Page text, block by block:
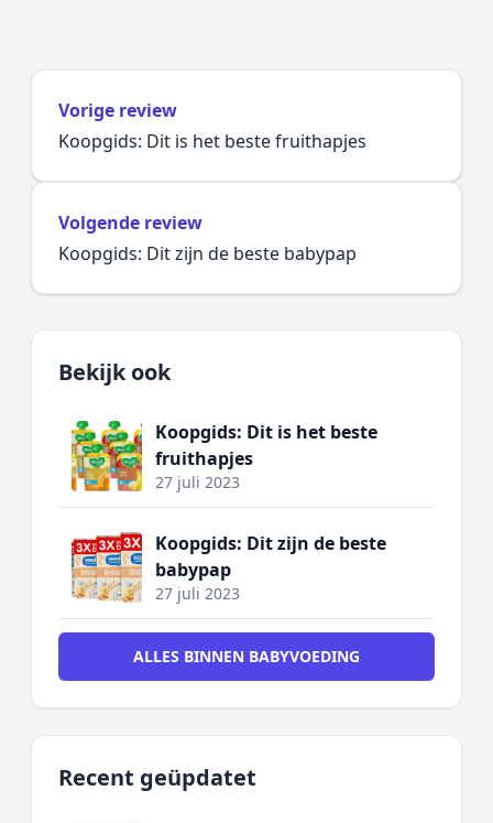
Vorige review
Koopgids: Dit is het beste fruithapjes
Volgende review
Koopgids: Dit zijn de beste babypap
Bekijk ook
Koopgids: Dit is het beste
fruithapjes
27 juli 2023
Koopgids: Dit zijn de beste
babypap
27 juli 2023
ALLES BINNEN BABYVOEDING
Recent geüpdatet